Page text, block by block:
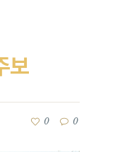
보
0 0